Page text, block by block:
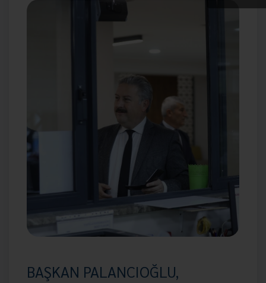
BAŞKAN PALANCIOĞLU,